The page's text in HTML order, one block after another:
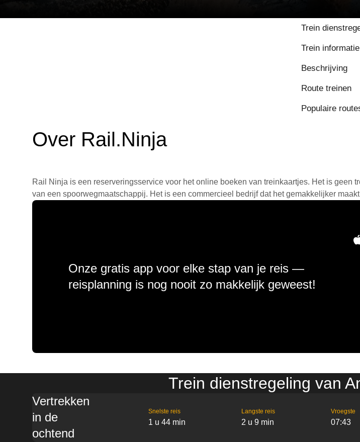
Trein
Trein informatie
Beschrijving
Route treinen
Populaire
Over Rail.Ninja
Rail Ninja is een reserveringsservice voor het online boeken van treinkaartjes. Het is
van een spoorwegmaatschappij. Het is een commercieel bedrijf dat het gemakkelijker
Onze gratis app voor elke stap van je reis —
reisplanning is nog nooit zo makkelijk geweest!
Trein dienstregeling van
Vertrekken
in de
ochtend
Snelste reis
1 u 44 min
Langste reis
2 u 9 min
Vroegste
07:43